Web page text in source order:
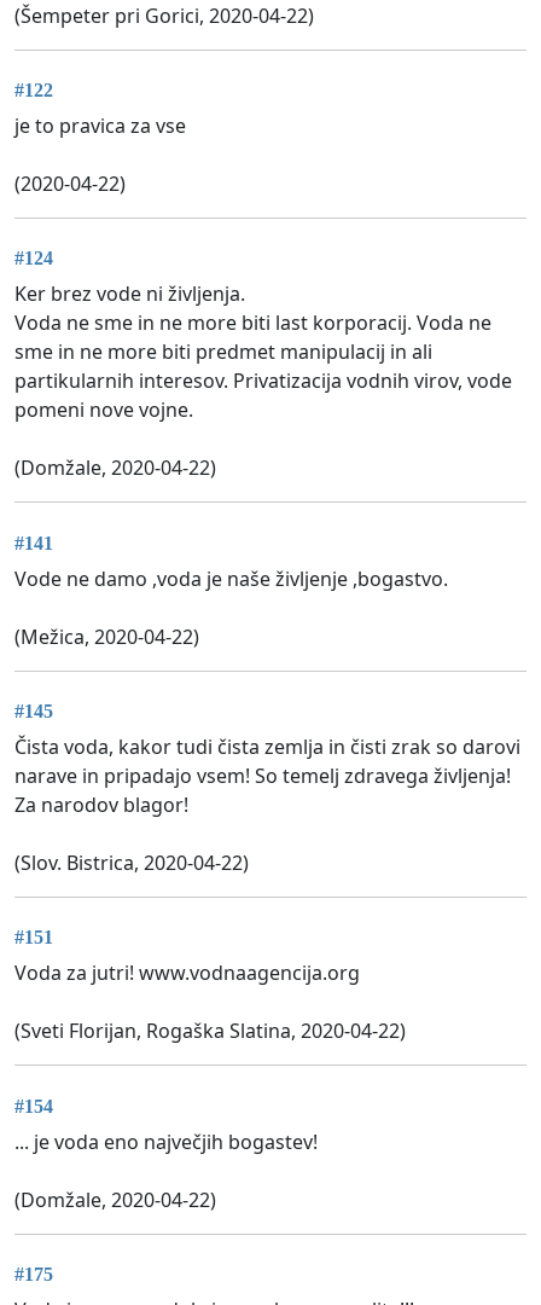
(Šempeter pri Gorici, 2020-04-22)
#122
je to pravica za vse
(2020-04-22)
#124
Ker brez vode ni življenja.
Voda ne sme in ne more biti last korporacij. Voda ne
sme in ne more biti predmet manipulacij in ali
partikularnih interesov. Privatizacija vodnih virov, vode
pomeni nove vojne.
(Domžale, 2020-04-22)
#141
Vode ne damo ,voda je naše življenje ,bogastvo.
(Mežica, 2020-04-22)
#145
Čista voda, kakor tudi čista zemlja in čisti zrak so darovi
narave in pripadajo vsem! So temelj zdravega življenja!
Za narodov blagor!
(Slov. Bistrica, 2020-04-22)
#151
Voda za jutri! www.vodnaagencija.org
(Sveti Florijan, Rogaška Slatina, 2020-04-22)
#154
... je voda eno največjih bogastev!
(Domžale, 2020-04-22)
#175